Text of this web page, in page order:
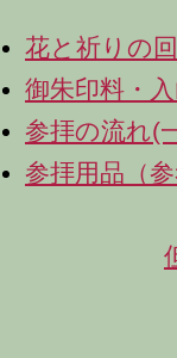
花と祈りの
御朱印料・
参拝の流れ(
参拝用品（参